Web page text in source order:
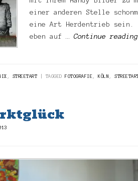
einer anderen Stelle
eine Art Herdentrieb sein.
eben auf …Continue
, STREETART TAGGED FOTOGRAFIE , KÖLN ,